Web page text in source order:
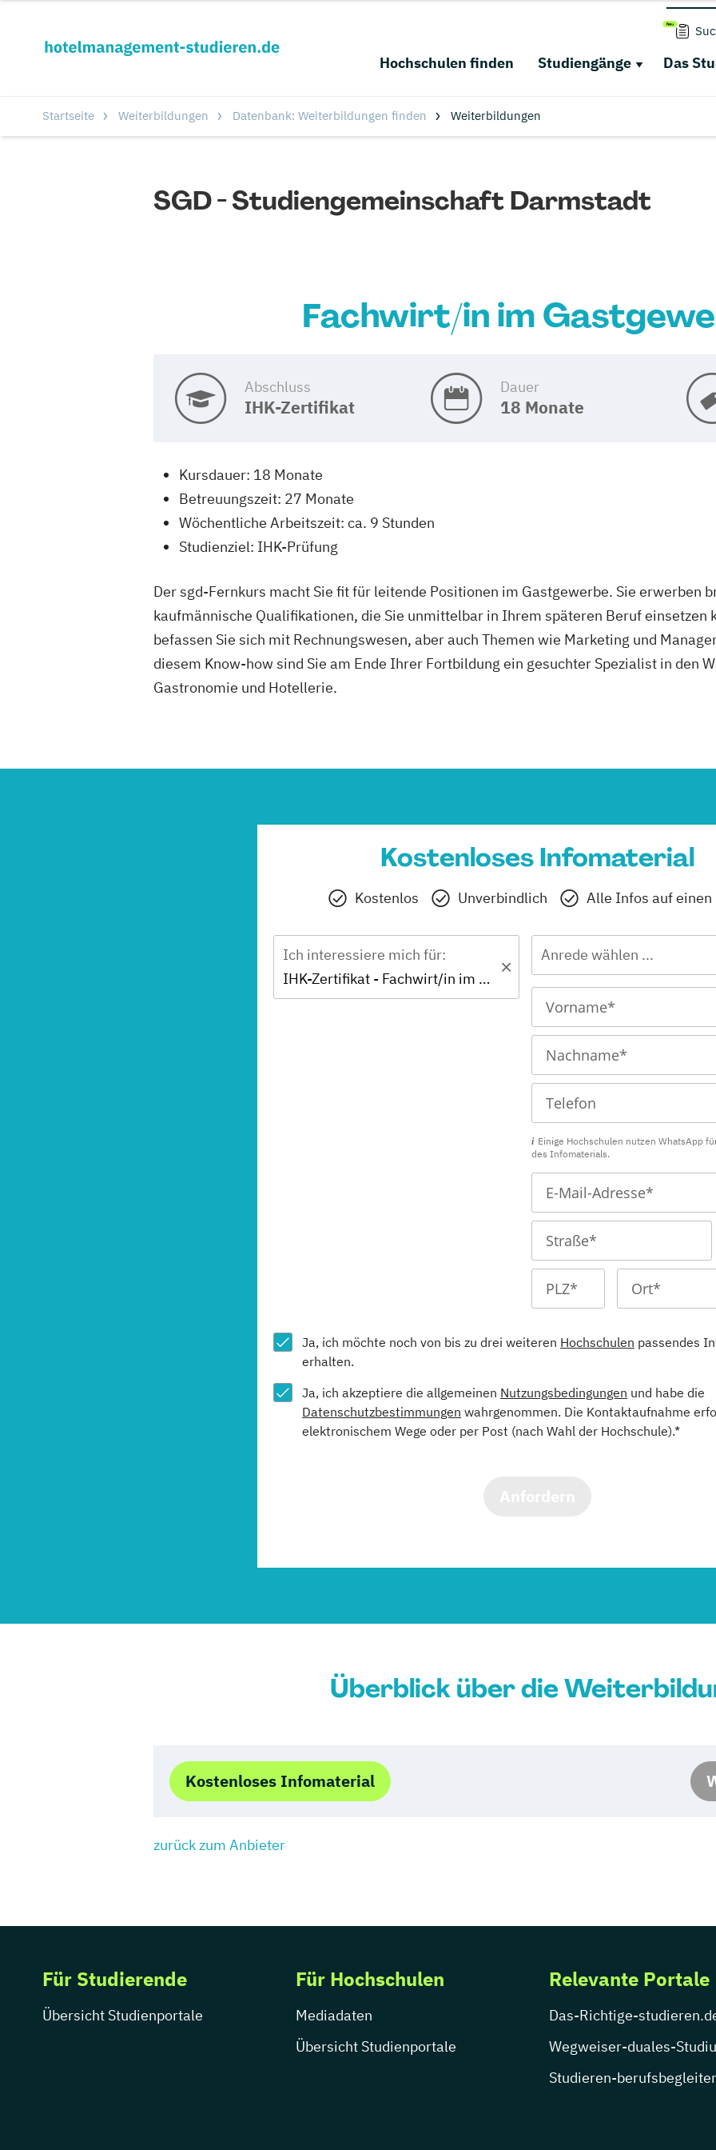
Hochschulen finden Studiengänge Das
Startseite Weiterbildungen Datenbank: Weiterbildungen finden Weiterbildungen
SGD - Studiengemeinschaft Darmstadt
Fachwirt/in im
Abschluss
IHK-Zertifikat
Dauer
18 Monate
Kursdauer: 18 Monate
Betreuungszeit: 27 Monate
Wöchentliche Arbeitszeit: ca. 9 Stunden
Studienziel: IHK-Prüfung
Der sgd-Fernkurs macht Sie fit für leitende Positionen im Gastgewerbe. Sie erwerben
kaufmännische Qualifikationen, die Sie unmittelbar in Ihrem späteren Beruf einsetzen
befassen Sie sich mit Rechnungswesen, aber auch Themen wie Marketing und
diesem Know-how sind Sie am Ende Ihrer Fortbildung ein gesuchter Spezialist in den
Gastronomie und Hotellerie.
Kostenloses Infomaterial
Kostenlos Unverbindlich Alle Infos auf einen
Ich interessiere mich für:
IHK-Zertifikat - Fachwirt/in im Gastgewerbe
Anrede wählen ...
Einige Hochschulen nutzen WhatsApp
des Infomaterials.
Ja, ich möchte noch von bis zu drei weiteren Hochschulen passendes
erhalten.
Ja, ich akzeptiere die allgemeinen Nutzungsbedingungen und habe die
Datenschutzbestimmungen wahrgenommen. Die Kontaktaufnahme
elektronischem Wege oder per Post (nach Wahl der Hochschule).*
Überblick über die
Kostenloses Infomaterial
zurück zum Anbieter
Für Studierende
Übersicht Studienportale
Für Hochschulen
Mediadaten
Übersicht Studienportale
Relevante Portale
Das-Richtige-
Wegweiser-duales-
Studieren-